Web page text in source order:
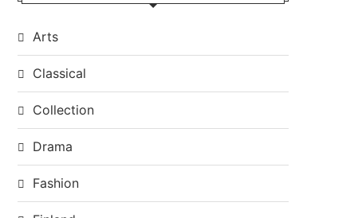
Arts
Classical
Collection
Drama
Fashion